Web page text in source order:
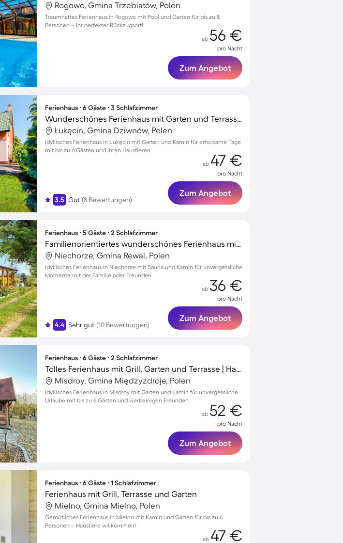
Rogowo, Gmina Trzebiatów, Polen
Traumhaftes Ferienhaus in Rogowo mit Pool und Garten für bis zu 8
Personen – Ihr perfekter Rückzugsort!
ab 56 €
pro Nacht
Zum Angebot
Ferienhaus ∙ 6 Gäste ∙ 3 Schlafzimmer
Wunderschönes Ferienhaus mit Garten und Terrasse | Nah am Strand | Hunde erlaubt
Łukęcin, Gmina Dziwnów, Polen
Idyllisches Ferienhaus in Łukęcin mit Garten und Kamin für erholsame Tage
mit bis zu 6 Gästen und Ihren Haustieren
3.5 Gut (8 Bewertungen)
ab 47 €
pro Nacht
Zum Angebot
Ferienhaus ∙ 5 Gäste ∙ 2 Schlafzimmer
Familienorientiertes wunderschönes Ferienhaus mit Garten, Sauna und Terrasse | Haustiere sind willkommen
Niechorze, Gmina Rewal, Polen
Idyllisches Ferienhaus in Niechorze mit Sauna und Kamin für unvergessliche
Momente mit der Familie oder Freunden
4.4 Sehr gut (10 Bewertungen)
ab 36 €
pro Nacht
Zum Angebot
Ferienhaus ∙ 6 Gäste ∙ 2 Schlafzimmer
Tolles Ferienhaus mit Grill, Garten und Terrasse | Haustiere erlaubt
Misdroy, Gmina Międzyzdroje, Polen
Idyllisches Ferienhaus in Misdroy mit Garten und Kamin für unvergessliche
Urlaube mit bis zu 6 Gästen und vierbeinigen Freunden
ab 52 €
pro Nacht
Zum Angebot
Ferienhaus ∙ 6 Gäste ∙ 1 Schlafzimmer
Ferienhaus mit Grill, Terrasse und Garten
Mielno, Gmina Mielno, Polen
Gemütliches Ferienhaus in Mielno mit Kamin und Garten für bis zu 6
Personen – Haustiere willkommen!
ab 47 €